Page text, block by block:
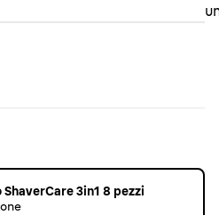
3in1 8 pezzi